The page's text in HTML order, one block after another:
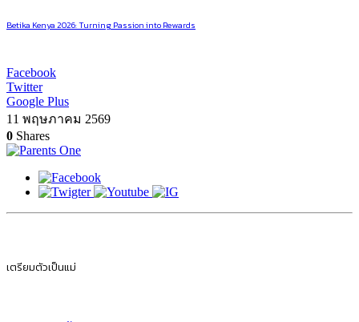
Betika Kenya 2026: Turning Passion into Rewards
Facebook
Twitter
Google Plus
11 พฤษภาคม 2569
0 Shares
เตรียมตัวเป็นแม่